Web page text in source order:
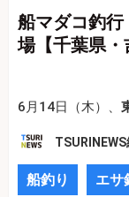
船マダコ釣
場【千葉県・
6月14日（木）、
船釣り エサ